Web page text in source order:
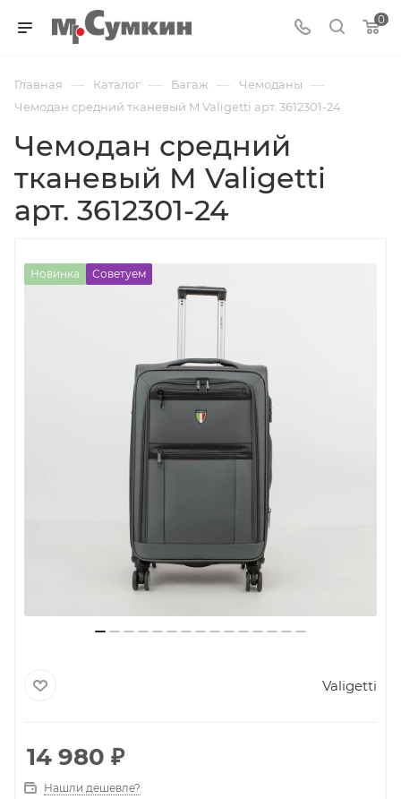
0
Главная — Каталог — Багаж — Чемоданы —
Чемодан средний тканевый M Valigetti арт. 3612301-24
Чемодан средний
тканевый M Valigetti
арт. 3612301-24
Новинка Советуем
Valigetti
14 980 ₽
Нашли дешевле?